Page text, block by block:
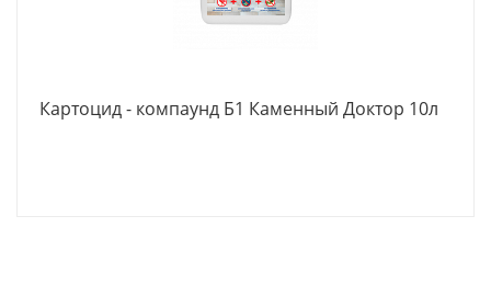
Картоцид - компаунд Б1 Каменный Доктор 10л